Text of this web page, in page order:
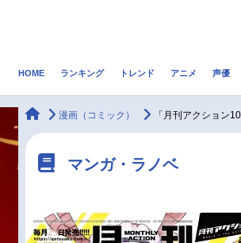
ゲーム・アプリ
アニメ記事一覧
HOME ランキング トレンド アニメ 声優
animateTimes
漫画（コミック） 「月刊アクション
マンガ・ラノベ